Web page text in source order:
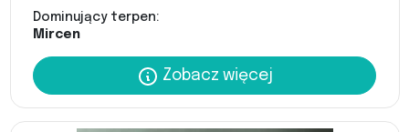
Dominujący terpen:
Mircen
Zobacz więcej